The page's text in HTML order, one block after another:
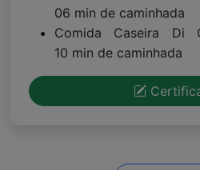
06 min de caminhada
Comida Caseira Di
10 min de caminhada